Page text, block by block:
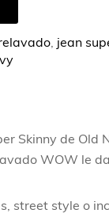
, jean
Skinny de
WOW le
street style o